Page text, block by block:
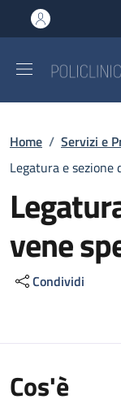
al contenuto
to footer content
Briciole
Home / Servizi e
Legatura e sezione
vene
Condividi
Cos'è